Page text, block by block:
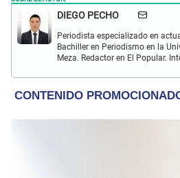
DIEGO PECHO
Periodista especializado en
Bachiller en Periodismo en la
Meza. Redactor en El Popular.
internacional, trucos caseros y